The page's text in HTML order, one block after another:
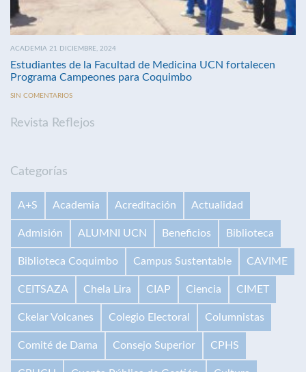
ACADEMIA 21 DICIEMBRE, 2024
Estudiantes de la Facultad de Medicina UCN fortalecen
Programa Campeones para Coquimbo
SIN COMENTARIOS
Revista Reflejos
Categorías
A+S Academia Acreditación Actualidad
Admisión ALUMNI UCN Beneficios Biblioteca
Biblioteca Coquimbo Campus Sustentable CAVIME
CEITSAZA Chela Lira CIAP Ciencia CIMET
Ckelar Volcanes Colegio Electoral Columnistas
Comité de Dama Consejo Superior CPHS